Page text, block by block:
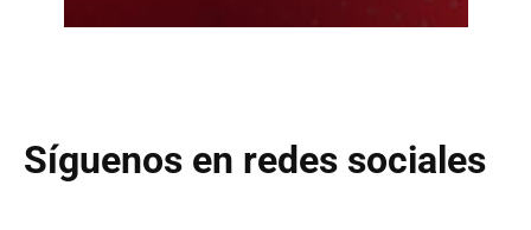
Síguenos en redes sociales